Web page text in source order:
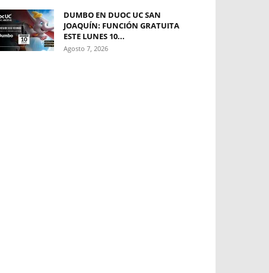
DUMBO EN DUOC UC SAN
JOAQUÍN: FUNCIÓN GRATUITA
ESTE LUNES 10...
Agosto 7, 2026